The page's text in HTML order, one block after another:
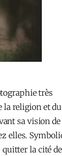
très
la religion et
sa vision de
elles.
quitter la cité